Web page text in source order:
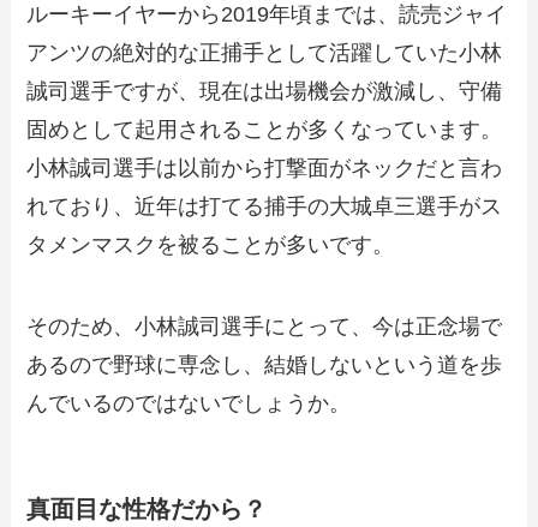
ルーキーイヤーから2019年頃までは、読売ジャイ
アンツの絶対的な正捕手として活躍していた小林
誠司選手ですが、現在は出場機会が激減し、守備
固めとして起用されることが多くなっています。
小林誠司選手は以前から打撃面がネックだと言わ
れており、近年は打てる捕手の大城卓三選手がス
タメンマスクを被ることが多いです。
そのため、小林誠司選手にとって、今は正念場で
あるので野球に専念し、結婚しないという道を歩
んでいるのではないでしょうか。
真面目な性格だから？